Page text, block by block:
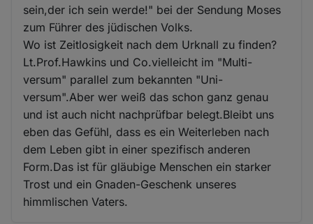
sein,der ich sein werde!" bei der Sendung Moses
zum Führer des jüdischen Volks.
Wo ist Zeitlosigkeit nach dem Urknall zu finden?
Lt.Prof.Hawkins und Co.vielleicht im "Multi-
versum" parallel zum bekannten "Uni-
versum".Aber wer weiß das schon ganz genau
und ist auch nicht nachprüfbar belegt.Bleibt uns
eben das Gefühl, dass es ein Weiterleben nach
dem Leben gibt in einer spezifisch anderen
Form.Das ist für gläubige Menschen ein starker
Trost und ein Gnaden-Geschenk unseres
himmlischen Vaters.